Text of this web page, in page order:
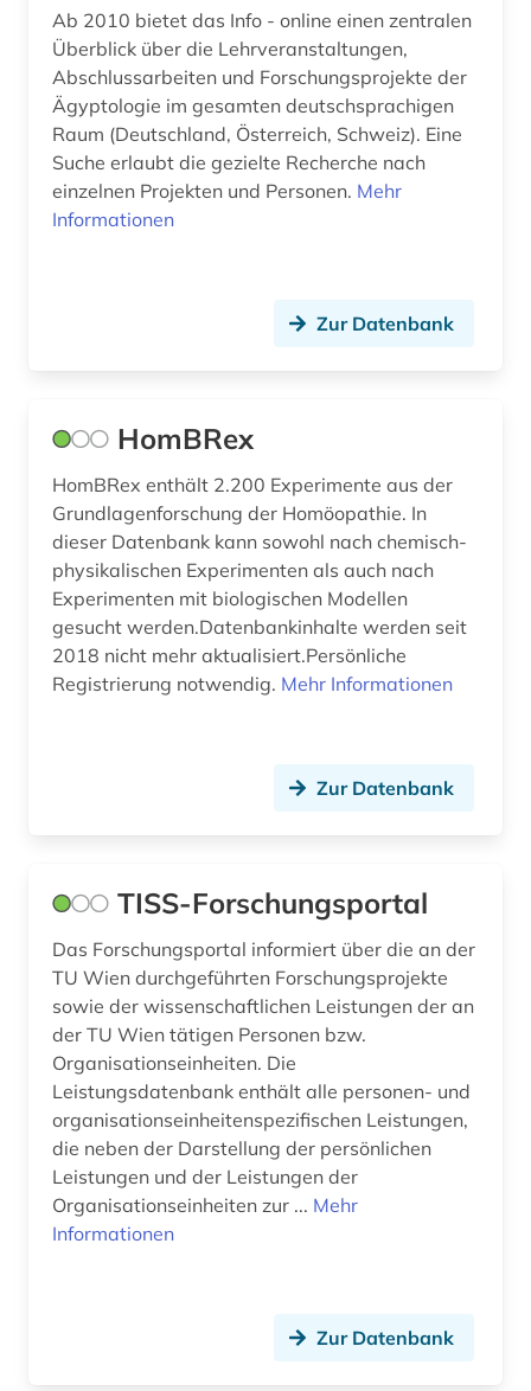
zivilgesellschaft (1)
ägyptologie (1)
ökologie (3)
österreich (3)
Ab 2010 bietet das Info - online einen zentralen
Überblick über die Lehrveranstaltungen,
Abschlussarbeiten und Forschungsprojekte der
Ägyptologie im gesamten deutschsprachigen
Raum (Deutschland, Österreich, Schweiz). Eine
Suche erlaubt die gezielte Recherche nach
einzelnen Projekten und Personen. Mehr
Informationen
Zur Datenbank
HomBRex
HomBRex enthält 2.200 Experimente aus der
Grundlagenforschung der Homöopathie. In
dieser Datenbank kann sowohl nach chemisch-
physikalischen Experimenten als auch nach
Experimenten mit biologischen Modellen
gesucht werden.Datenbankinhalte werden seit
2018 nicht mehr aktualisiert.Persönliche
Registrierung notwendig. Mehr Informationen
Zur Datenbank
TISS-Forschungsportal
Das Forschungsportal informiert über die an der
TU Wien durchgeführten Forschungsprojekte
sowie der wissenschaftlichen Leistungen der an
der TU Wien tätigen Personen bzw.
Organisationseinheiten. Die
Leistungsdatenbank enthält alle personen- und
organisationseinheitenspezifischen Leistungen,
die neben der Darstellung der persönlichen
Leistungen und der Leistungen der
Organisationseinheiten zur ... Mehr
Informationen
Zur Datenbank